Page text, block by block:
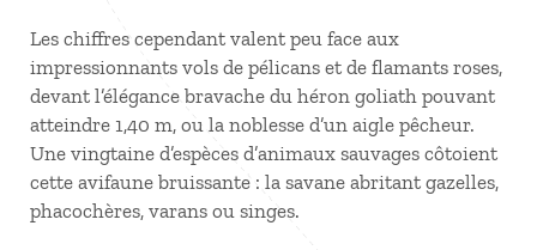
Les chiffres cependant valent peu face aux
impressionnants vols de pélicans et de flamants roses,
devant l’élégance bravache du héron goliath pouvant
atteindre 1,40 m, ou la noblesse d’un aigle pêcheur.
Une vingtaine d’espèces d’animaux sauvages côtoient
cette avifaune bruissante : la savane abritant gazelles,
phacochères, varans ou singes.